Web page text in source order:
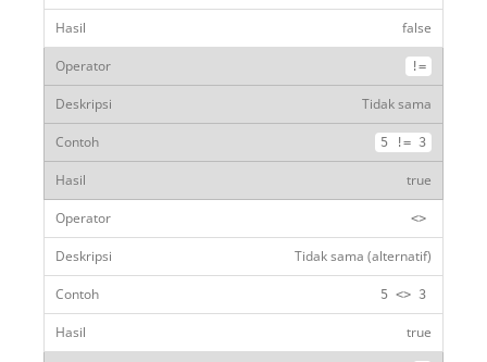
false
!=
Tidak sama
5 != 3
true
<>
Tidak sama (alternatif)
5 <> 3
true